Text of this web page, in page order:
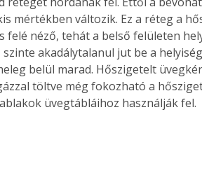
mértékben változik. Ez a réteg a
felé néző, tehát a belső felületen
akadálytalanul jut be a
belül marad. Hőszigetelt
töltve még fokozható a
üvegtábláihoz használják fel.